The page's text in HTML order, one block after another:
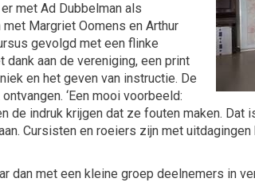
met Ad Dubbelman als
Margriet Oomens en Arthur
gevolgd met een flinke
aan de vereniging, een print
en het geven van instructie. De
‘Een mooi voorbeeld:
indruk krijgen dat ze fouten maken. Dat
Cursisten en roeiers zijn met
dan met een kleine groep deelnemers in